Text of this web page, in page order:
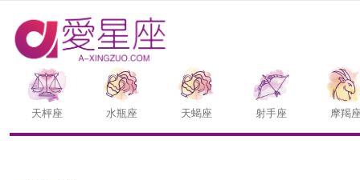
天枰座 水瓶座 天蝎座 射手座 摩羯